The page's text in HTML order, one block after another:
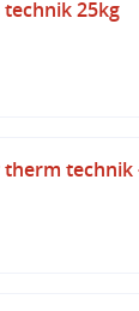
technik 25kg
technik